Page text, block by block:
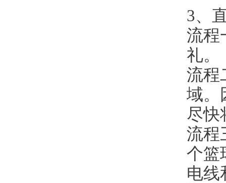
3、
流程
礼。
流程
域。
尽快
流程
个篮
电线